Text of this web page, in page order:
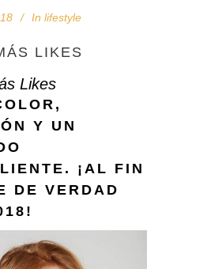
In lifestyle
LIKES
Likes
Y UN
¡AL FIN
DE VERDAD